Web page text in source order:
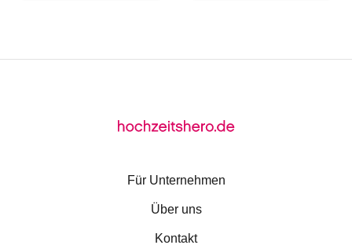
Für Unternehmen
Über uns
Kontakt